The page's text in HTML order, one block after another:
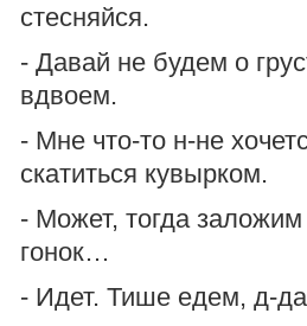
стесняйся.
- Давай не будем о
вдвоем.
- Мне что-то н-не
скатиться кувырком.
- Может, тогда
гонок…
- Идет. Тише едем, д-